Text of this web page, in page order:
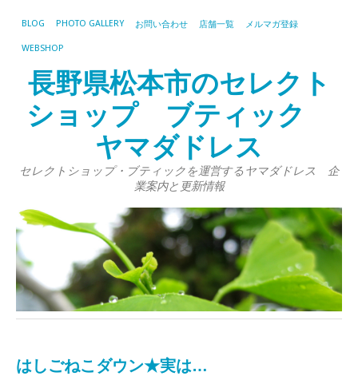
BLOG PHOTO GALLERY お問い合わせ 店舗一覧 メルマガ登録
WEBSHOP
長野県松本市のセレクト
ショップ ブティック
ヤマダドレス
セレクトショップ・ブティックを運営するヤマダドレス 企
業案内と更新情報
はしごねこダウン★実は…